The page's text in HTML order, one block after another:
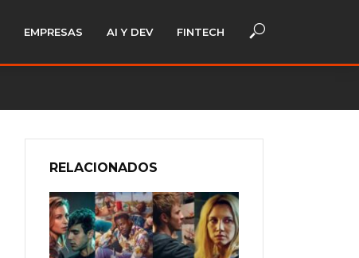
EMPRESAS AI Y DEV FINTECH
RELACIONADOS